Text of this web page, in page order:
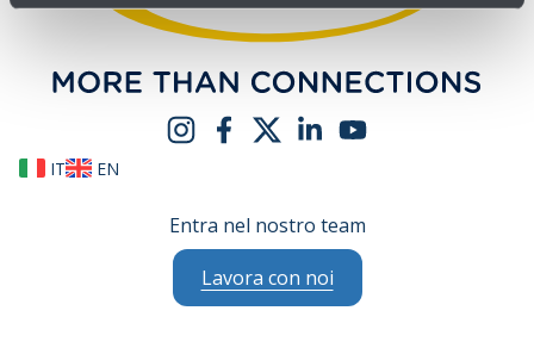
IT EN
Entra nel nostro team
Lavora con noi